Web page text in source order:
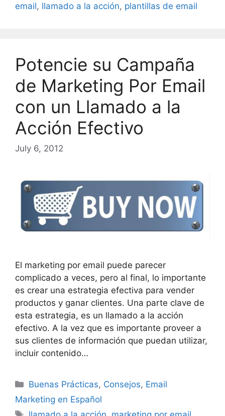
email, llamado a la acción, plantillas de email
Potencie su Campaña
de Marketing Por Email
con un Llamado a la
Acción Efectivo
July 6, 2012
El marketing por email puede parecer
complicado a veces, pero al final, lo importante
es crear una estrategia efectiva para vender
productos y ganar clientes. Una parte clave de
esta estrategia, es un llamado a la acción
efectivo. A la vez que es importante proveer a
sus clientes de información que puedan utilizar,
incluir contenido…
Categories
Buenas Prácticas, Consejos, Email
Marketing en Español
Tags